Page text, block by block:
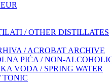
/ OTHER DISTILLATES
/ ACROBAT ARCHIVE
PIĆA / NON-
VODA / SPRING WATER
TONIC